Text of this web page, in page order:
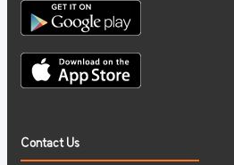
Contact Us